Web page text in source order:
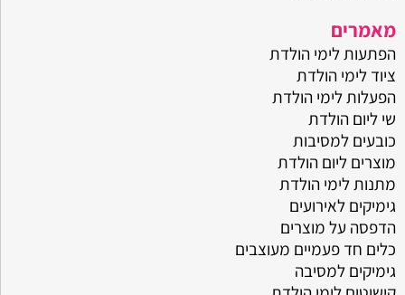
מאמרים
הפתעות לימי הולדת
ציוד לימי הולדת
הפעלות לימי הולדת
שי ליום הולדת
כובעים למסיבות
מוצרים ליום הולדת
מתנות לימי הולדת
גימיקים לאירועים
הדפסה על מוצרים
כלים חד פעמיים מעוצבים
גימיקים למסיבה